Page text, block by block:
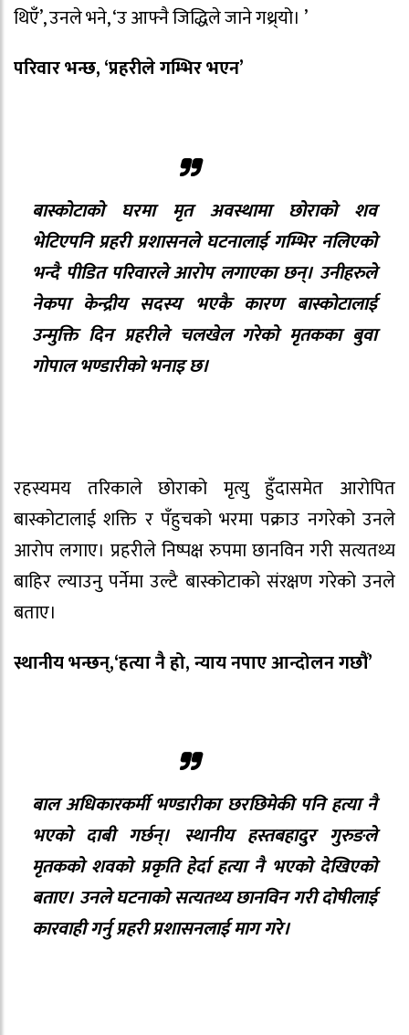
थिएँ’, उनले भने, ‘उ आफ्नै जिद्धिले जाने गथ्र्यो। ’
परिवार भन्छ, ‘प्रहरीले गम्भिर भएन’
बास्कोटाको घरमा मृत अवस्थामा छोराको शव
भेटिएपनि प्रहरी प्रशासनले घटनालाई गम्भिर नलिएको
भन्दै पीडित परिवारले आरोप लगाएका छन्। उनीहरुले
नेकपा केन्द्रीय सदस्य भएकै कारण बास्कोटालाई
उन्मुक्ति दिन प्रहरीले चलखेल गरेको मृतकका बुवा
गोपाल भण्डारीको भनाइ छ।
रहस्यमय तरिकाले छोराको मृत्यु हुँदासमेत आरोपित
बास्कोटालाई शक्ति र पँहुचको भरमा पक्राउ नगरेको उनले
आरोप लगाए। प्रहरीले निष्पक्ष रुपमा छानविन गरी सत्यतथ्य
बाहिर ल्याउनु पर्नेमा उल्टै बास्कोटाको संरक्षण गरेको उनले
बताए।
स्थानीय भन्छन्,‘हत्या नै हो, न्याय नपाए आन्दोलन गछौं’
बाल अधिकारकर्मी भण्डारीका छरछिमेकी पनि हत्या नै
भएको दाबी गर्छन्। स्थानीय हस्तबहादुर गुरुङले
मृतकको शवको प्रकृति हेर्दा हत्या नै भएको देखिएको
बताए। उनले घटनाको सत्यतथ्य छानविन गरी दोषीलाई
कारवाही गर्नु प्रहरी प्रशासनलाई माग गरे।